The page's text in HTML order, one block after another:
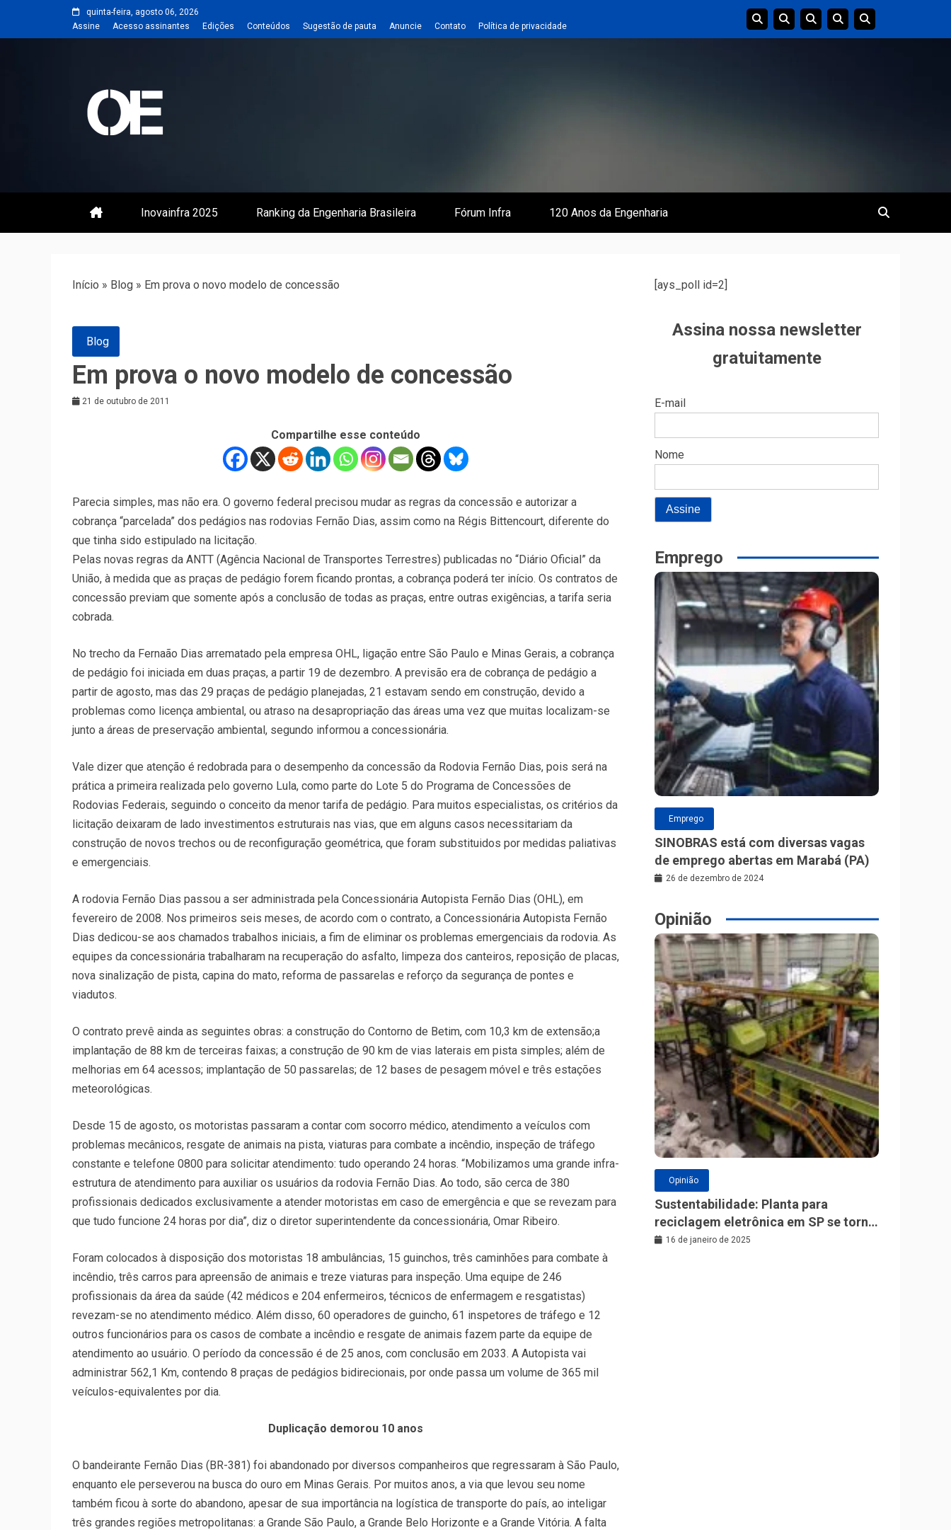
quinta-feira, agosto 06, 2026
Assine
Acesso assinantes Edições Conteúdos Sugestão de pauta Anuncie Contato Política de privacidade
Revista | O Empreiteiro
Inovainfra 2025 Ranking da Engenharia Brasileira Fórum Infra 120 Anos da Engenharia
Início » Blog » Em prova o novo modelo de concessão
Blog
Em prova o novo modelo de concessão
21 de outubro de 2011
Compartilhe esse conteúdo
Parecia simples, mas não era. O governo federal precisou mudar as regras da concessão e autorizar a
cobrança “parcelada” dos pedágios nas rodovias Fernão Dias, assim como na Régis Bittencourt, diferente do
que tinha sido estipulado na licitação.
Pelas novas regras da ANTT (Agência Nacional de Transportes Terrestres) publicadas no “Diário Oficial” da
União, à medida que as praças de pedágio forem ficando prontas, a cobrança poderá ter início. Os contratos de
concessão previam que somente após a conclusão de todas as praças, entre outras exigências, a tarifa seria
cobrada.
No trecho da Fernaão Dias arrematado pela empresa OHL, ligação entre São Paulo e Minas Gerais, a cobrança
de pedágio foi iniciada em duas praças, a partir 19 de dezembro. A previsão era de cobrança de pedágio a
partir de agosto, mas das 29 praças de pedágio planejadas, 21 estavam sendo em construção, devido a
problemas como licença ambiental, ou atraso na desapropriação das áreas uma vez que muitas localizam-se
junto a áreas de preservação ambiental, segundo informou a concessionária.
Vale dizer que atenção é redobrada para o desempenho da concessão da Rodovia Fernão Dias, pois será na
prática a primeira realizada pelo governo Lula, como parte do Lote 5 do Programa de Concessões de
Rodovias Federais, seguindo o conceito da menor tarifa de pedágio. Para muitos especialistas, os critérios da
licitação deixaram de lado investimentos estruturais nas vias, que em alguns casos necessitariam da
construção de novos trechos ou de reconfiguração geométrica, que foram substituidos por medidas paliativas
e emergenciais.
A rodovia Fernão Dias passou a ser administrada pela Concessionária Autopista Fernão Dias (OHL), em
fevereiro de 2008. Nos primeiros seis meses, de acordo com o contrato, a Concessionária Autopista Fernão
Dias dedicou-se aos chamados trabalhos iniciais, a fim de eliminar os problemas emergenciais da rodovia. As
equipes da concessionária trabalharam na recuperação do asfalto, limpeza dos canteiros, reposição de placas,
nova sinalização de pista, capina do mato, reforma de passarelas e reforço da segurança de pontes e
viadutos.
O contrato prevê ainda as seguintes obras: a construção do Contorno de Betim, com 10,3 km de extensão;a
implantação de 88 km de terceiras faixas; a construção de 90 km de vias laterais em pista simples; além de
melhorias em 64 acessos; implantação de 50 passarelas; de 12 bases de pesagem móvel e três estações
meteorológicas.
Desde 15 de agosto, os motoristas passaram a contar com socorro médico, atendimento a veículos com
problemas mecânicos, resgate de animais na pista, viaturas para combate a incêndio, inspeção de tráfego
constante e telefone 0800 para solicitar atendimento: tudo operando 24 horas. “Mobilizamos uma grande infra-
estrutura de atendimento para auxiliar os usuários da rodovia Fernão Dias. Ao todo, são cerca de 380
profissionais dedicados exclusivamente a atender motoristas em caso de emergência e que se revezam para
que tudo funcione 24 horas por dia”, diz o diretor superintendente da concessionária, Omar Ribeiro.
Foram colocados à disposição dos motoristas 18 ambulâncias, 15 guinchos, três caminhões para combate à
incêndio, três carros para apreensão de animais e treze viaturas para inspeção. Uma equipe de 246
profissionais da área da saúde (42 médicos e 204 enfermeiros, técnicos de enfermagem e resgatistas)
revezam-se no atendimento médico. Além disso, 60 operadores de guincho, 61 inspetores de tráfego e 12
outros funcionários para os casos de combate a incêndio e resgate de animais fazem parte da equipe de
atendimento ao usuário. O período da concessão é de 25 anos, com conclusão em 2033. A Autopista vai
administrar 562,1 Km, contendo 8 praças de pedágios bidirecionais, por onde passa um volume de 365 mil
veículos-equivalentes por dia.
Duplicação demorou 10 anos
O bandeirante Fernão Dias (BR-381) foi abandonado por diversos companheiros que regressaram à São Paulo,
enquanto ele perseverou na busca do ouro em Minas Gerais. Por muitos anos, a via que levou seu nome
também ficou à sorte do abandono, apesar de sua importância na logística de transporte do país, ao inteligar
três grandes regiões metropolitanas: a Grande São Paulo, a Grande Belo Horizonte e a Grande Vitória. A falta
[ays_poll id=2]
Assina nossa newsletter
gratuitamente
E-mail
Nome
Emprego
Emprego
SINOBRAS está com diversas vagas
de emprego abertas em Marabá (PA)
26 de dezembro de 2024
Opinião
Opinião
Sustentabilidade: Planta para
reciclagem eletrônica em SP se torna
a maior da América Latina
16 de janeiro de 2025